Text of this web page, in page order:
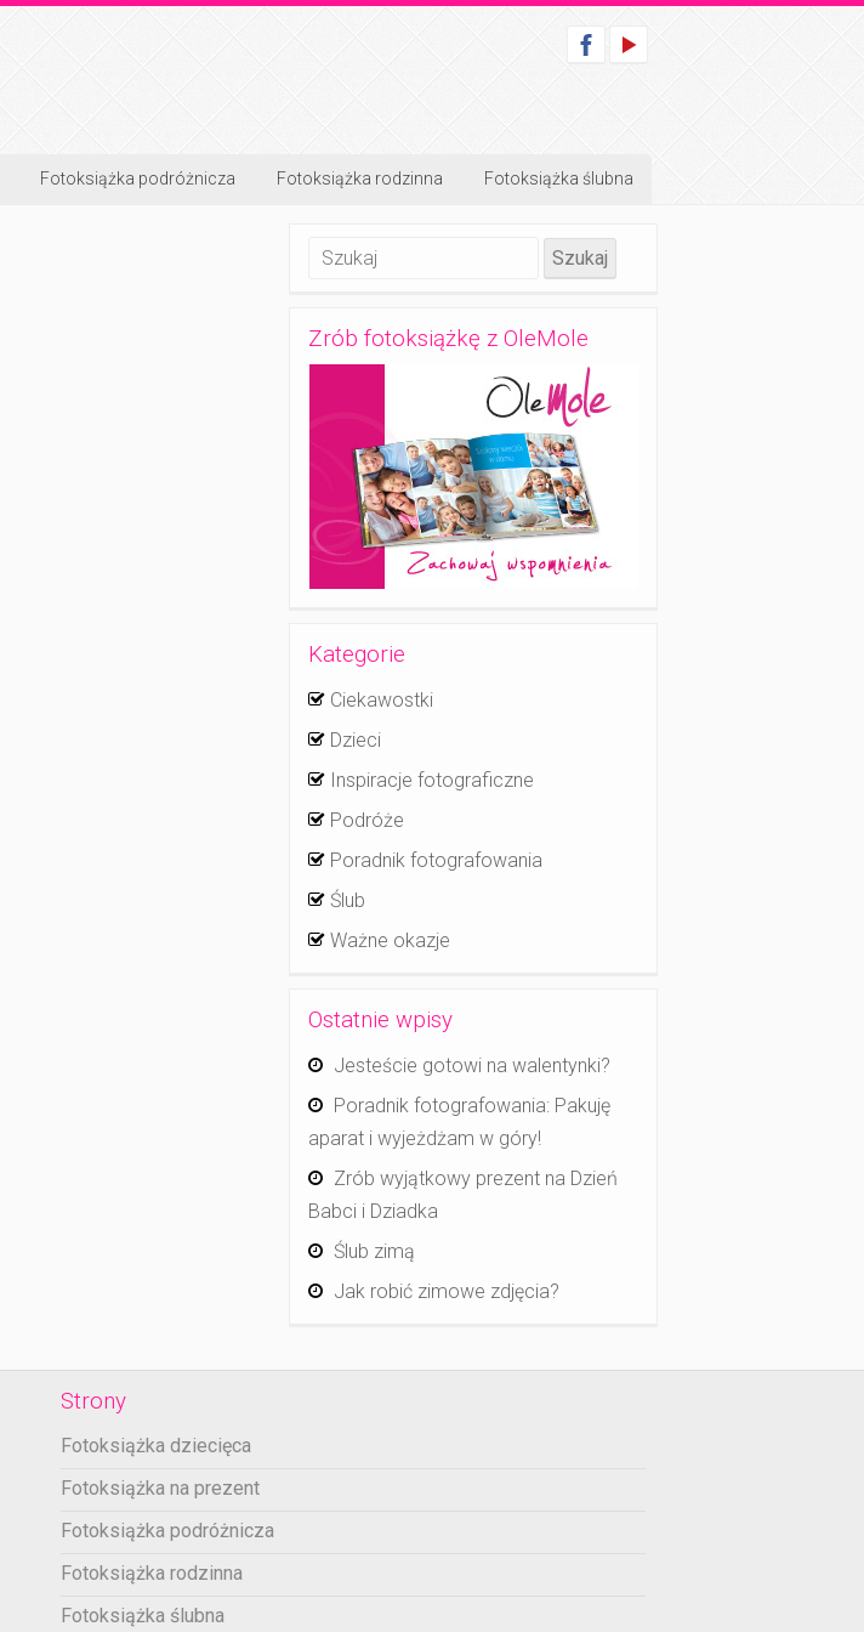
Fotoksiążka podróżnicza Fotoksiążka rodzinna Fotoksiążka ślubna
Zrób fotoksiążkę z OleMole
Kategorie
Ciekawostki
Dzieci
Inspiracje fotograficzne
Podróże
Poradnik fotografowania
Ślub
Ważne okazje
Ostatnie wpisy
Jesteście gotowi na walentynki?
Poradnik fotografowania: Pakuję
aparat i wyjeżdżam w góry!
Zrób wyjątkowy prezent na Dzień
Babci i Dziadka
Ślub zimą
Jak robić zimowe zdjęcia?
Strony
Fotoksiążka dziecięca
Fotoksiążka na prezent
Fotoksiążka podróżnicza
Fotoksiążka rodzinna
Fotoksiążka ślubna